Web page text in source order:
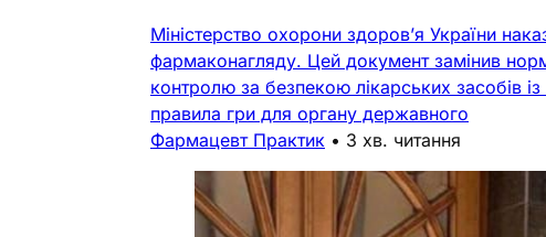
Міністерство охорони здоров’я України
фармаконагляду. Цей документ замінив
контролю за безпекою лікарських засобів
правила гри для органу державного
Фармацевт Практик • 3 хв. читання